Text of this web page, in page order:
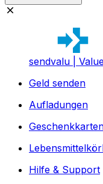
sendvalu |
Geld senden
Aufladungen
Hilfe & Support